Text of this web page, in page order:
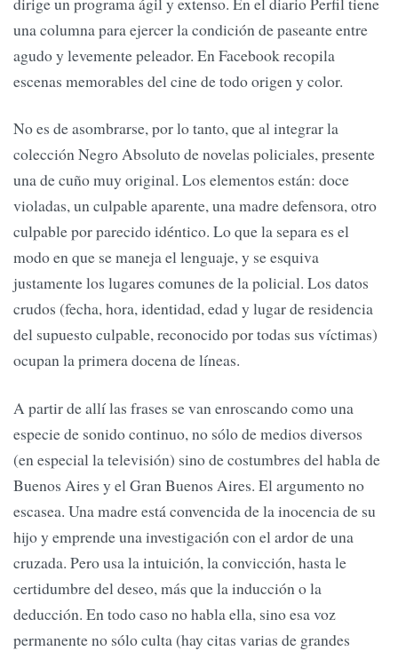
una columna para ejercer la condición de paseante entre
agudo y levemente peleador. En Facebook recopila
escenas memorables del cine de todo origen y color.
No es de asombrarse, por lo tanto, que al integrar la
colección Negro Absoluto de novelas policiales, presente
una de cuño muy original. Los elementos están: doce
violadas, un culpable aparente, una madre defensora, otro
culpable por parecido idéntico. Lo que la separa es el
modo en que se maneja el lenguaje, y se esquiva
justamente los lugares comunes de la policial. Los datos
crudos (fecha, hora, identidad, edad y lugar de residencia
del supuesto culpable, reconocido por todas sus víctimas)
ocupan la primera docena de líneas.
A partir de allí las frases se van enroscando como una
especie de sonido continuo, no sólo de medios diversos
(en especial la televisión) sino de costumbres del habla de
Buenos Aires y el Gran Buenos Aires. El argumento no
escasea. Una madre está convencida de la inocencia de su
hijo y emprende una investigación con el ardor de una
cruzada. Pero usa la intuición, la convicción, hasta le
certidumbre del deseo, más que la inducción o la
deducción. En todo caso no habla ella, sino esa voz
permanente no sólo culta (hay citas varias de grandes